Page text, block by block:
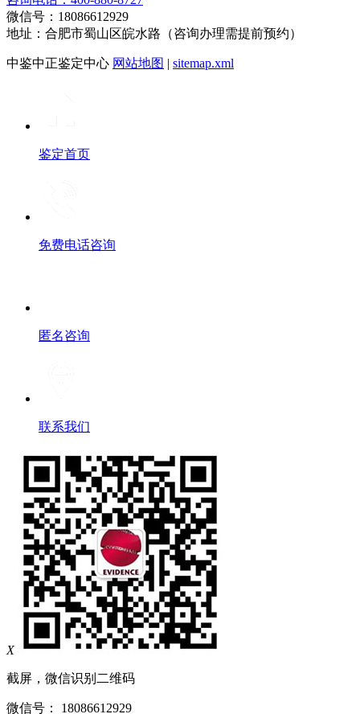
微信号：18086612929
地址：合肥市蜀山区皖水路（咨询办理需提前预约）
中鉴中正鉴定中心 网站地图 | sitemap.xml
鉴定首页
免费电话咨询
匿名咨询
联系我们
X
截屏，微信识别二维码
微信号： 18086612929